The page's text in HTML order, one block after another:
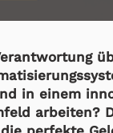
in einem
arbeiten?